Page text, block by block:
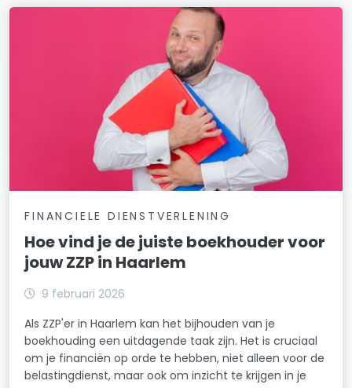
FINANCIELE DIENSTVERLENING
Hoe vind je de juiste boekhouder voor
jouw ZZP in Haarlem
9 februari 2026
Als ZZP'er in Haarlem kan het bijhouden van je
boekhouding een uitdagende taak zijn. Het is cruciaal
om je financiën op orde te hebben, niet alleen voor de
belastingdienst, maar ook om inzicht te krijgen in je